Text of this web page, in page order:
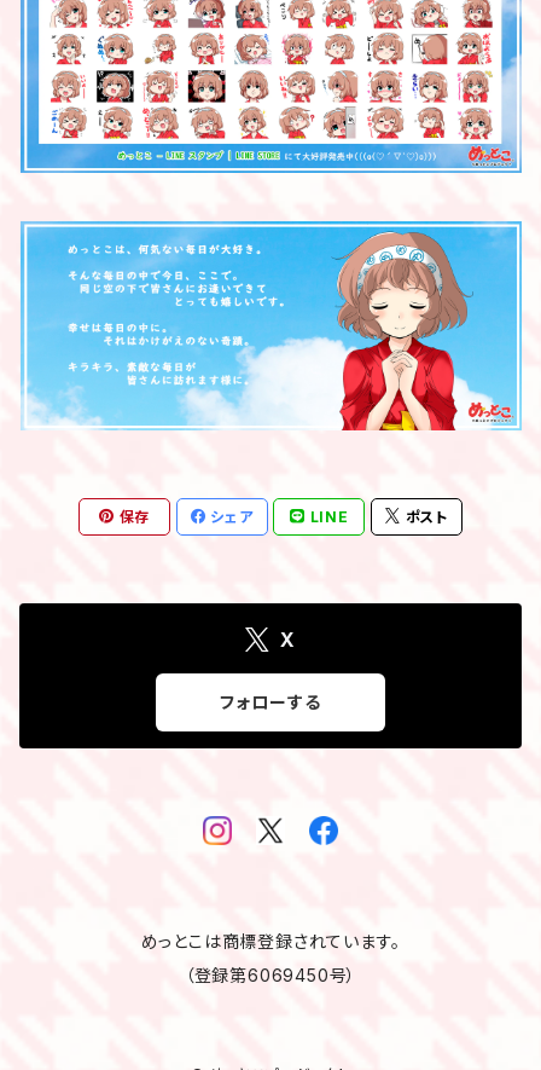
保存 シェア LINE ポスト
X
フォローする
めっとこは商標登録されています。
（登録第6069450号）